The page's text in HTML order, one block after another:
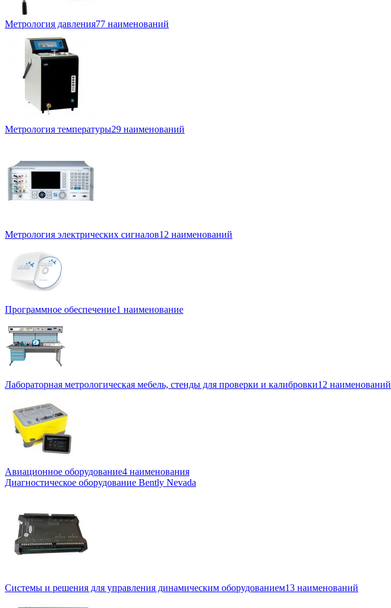
Метрология давления77 наименований
Метрология температуры29 наименований
Метрология электрических сигналов12 наименований
Программное обеспечение1 наименование
Лабораторная метрологическая мебель, стенды для проверки и калибровки12 наименований
Авиационное оборудование4 наименования
Диагностическое оборудование Bently Nevada
Системы и решения для управления динамическим оборудованием13 наименований